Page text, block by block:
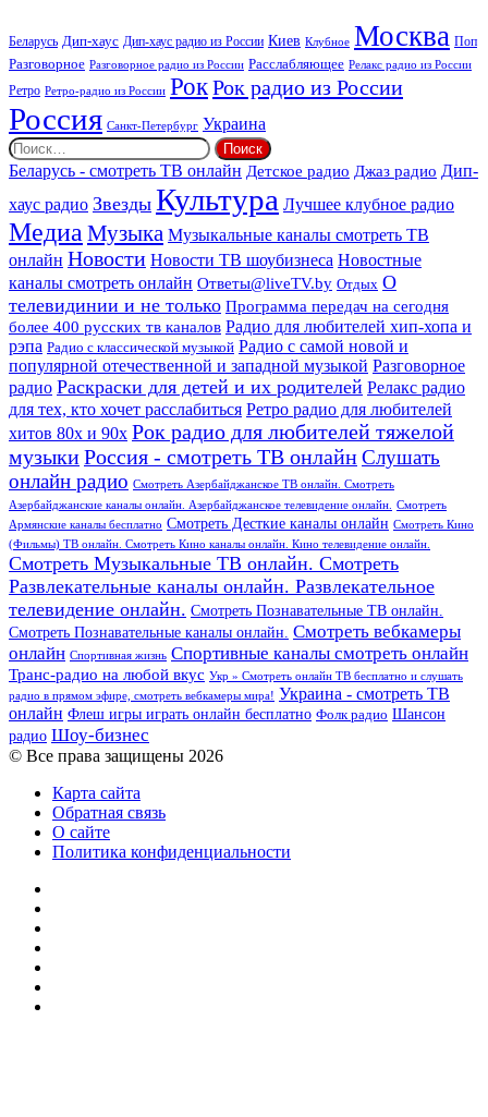
Беларусь Дип-хаус Дип-хаус радио из России Киев Клубное Москва Поп
Разговорное Разговорное радио из России Расслабляющее Релакс радио из России
Ретро Ретро-радио из России РокРок радио из России
Россия Санкт-Петербург Украина
Найти:
Беларусь - смотреть ТВ онлайн Детское радио Джаз радио Дип-
хаус радио Звезды Культура Лучшее клубное радио
Медиа Музыка Музыкальные каналы смотреть ТВ
онлайн Новости Новости ТВ шоубизнеса Новостные
каналы смотреть онлайн Ответы@liveTV.by Отдых О
телевидинии и не только Программа передач на сегодня
более 400 русских тв каналов Радио для любителей хип-хопа и
рэпа Радио с классической музыкой Радио с самой новой и
популярной отечественной и западной музыкой Разговорное
радио Раскраски для детей и их родителей Релакс радио
для тех, кто хочет расслабиться Ретро радио для любителей
хитов 80х и 90х Рок радио для любителей тяжелой
музыкиРоссия - смотреть ТВ онлайнСлушать
онлайн радио Смотреть Азербайджанское ТВ онлайн. Смотреть
Азербайджанские каналы онлайн. Азербайджанское телевидение онлайн.
Смотреть
Армянские каналы бесплатно Смотреть Десткие каналы онлайн Смотреть Кино
(Фильмы) ТВ онлайн. Смотреть Кино каналы онлайн. Кино телевидение онлайн.
Смотреть Музыкальные ТВ онлайн. Смотреть
Развлекательные каналы онлайн. Развлекательное
телевидение онлайн. Смотреть Познавательные ТВ онлайн.
Смотреть Познавательные каналы онлайн. Смотреть вебкамеры
онлайн Спортивная жизнь Спортивные каналы смотреть онлайн
Транс-радио на любой вкус Укр » Смотреть онлайн ТВ бесплатно и слушать
радио в прямом эфире, смотреть вебкамеры мира! Украина - смотреть ТВ
онлайн Флеш игры играть онлайн бесплатно Фолк радио Шансон
радио Шоу-бизнес
© Все права защищены 2026
Карта сайта
Обратная связь
О сайте
Политика конфиденциальности